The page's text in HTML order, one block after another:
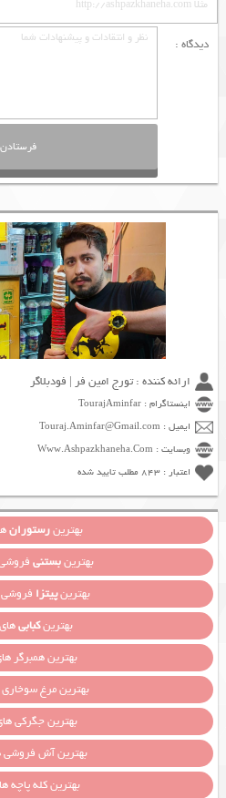
دیدگاه :
ارائه کننده : تورج امین فر | فودبلاگر
اینستاگرام : TourajAminfar
ایمیل : Touraj.Aminfar@Gmail.com
وبسایت : Www.Ashpazkhaneha.Com
اعتبار : 843 مطلب تایید شده
بهترینرستوران
بهترینبستنی
بهترینپیتزا فروشی
بهترینکبابی
بهترین همبرگر
بهترین مرغ
بهترین جگرکی
بهترین آش فروشی
بهترین کله پاچه